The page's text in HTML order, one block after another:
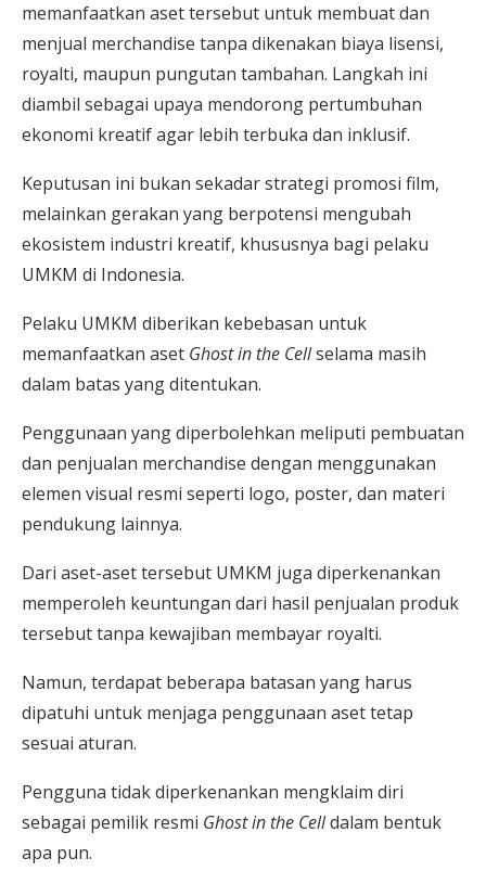
memanfaatkan aset tersebut untuk membuat dan
menjual merchandise tanpa dikenakan biaya lisensi,
royalti, maupun pungutan tambahan. Langkah ini
diambil sebagai upaya mendorong pertumbuhan
ekonomi kreatif agar lebih terbuka dan inklusif.
Keputusan ini bukan sekadar strategi promosi film,
melainkan gerakan yang berpotensi mengubah
ekosistem industri kreatif, khususnya bagi pelaku
UMKM di Indonesia.
Pelaku UMKM diberikan kebebasan untuk
memanfaatkan aset Ghost in the Cellselama masih
dalam batas yang ditentukan.
Penggunaan yang diperbolehkan meliputi pembuatan
dan penjualan merchandise dengan menggunakan
elemen visual resmi seperti logo, poster, dan materi
pendukung lainnya.
Dari aset-aset tersebut UMKM juga diperkenankan
memperoleh keuntungan dari hasil penjualan produk
tersebut tanpa kewajiban membayar royalti.
Namun, terdapat beberapa batasan yang harus
dipatuhi untuk menjaga penggunaan aset tetap
sesuai aturan.
Pengguna tidak diperkenankan mengklaim diri
sebagai pemilik resmi Ghost in the Celldalam bentuk
apa pun.